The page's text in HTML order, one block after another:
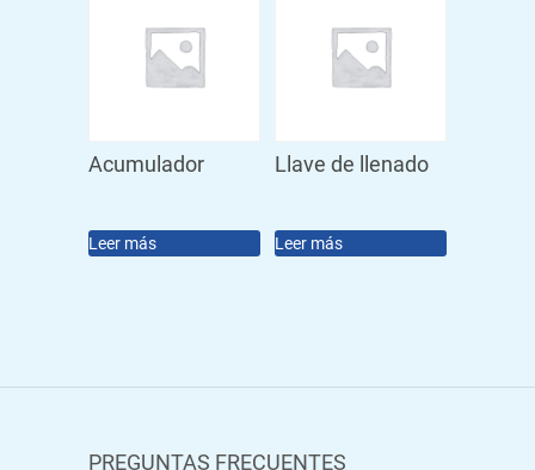
Acumulador
Leer más
Llave de llenado
Leer más
PREGUNTAS FRECUENTES